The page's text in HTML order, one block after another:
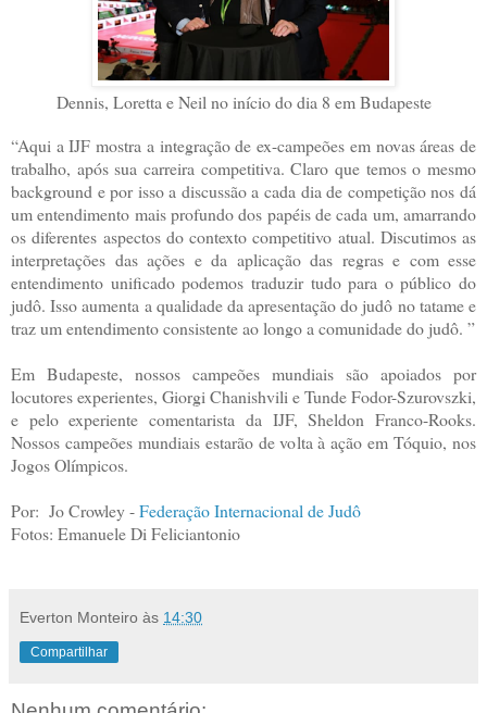
Dennis, Loretta e Neil no início do dia 8 em Budapeste
“Aqui a IJF mostra a integração de ex-campeões em novas áreas de
trabalho, após sua carreira competitiva. Claro que temos o mesmo
background e por isso a discussão a cada dia de competição nos dá
um entendimento mais profundo dos papéis de cada um, amarrando
os diferentes aspectos do contexto competitivo atual. Discutimos as
interpretações das ações e da aplicação das regras e com esse
entendimento unificado podemos traduzir tudo para o público do
judô. Isso aumenta a qualidade da apresentação do judô no tatame e
traz um entendimento consistente ao longo a comunidade do judô. ”
Em Budapeste, nossos campeões mundiais são apoiados por
locutores experientes, Giorgi Chanishvili e Tunde Fodor-Szurovszki,
e pelo experiente comentarista da IJF, Sheldon Franco-Rooks.
Nossos campeões mundiais estarão de volta à ação em Tóquio, nos
Jogos Olímpicos.
Por: Jo Crowley -Federação Internacional de Judô
Fotos: Emanuele Di Feliciantonio
Everton Monteiro às 14:30
Compartilhar